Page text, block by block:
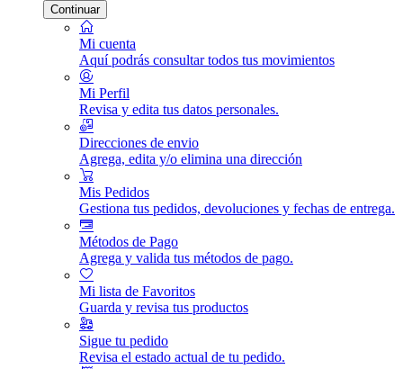
Continuar
Mi cuenta
Aquí podrás consultar todos tus movimientos
Mi Perfil
Revisa y edita tus datos personales.
Direcciones de envio
Agrega, edita y/o elimina una dirección
Mis Pedidos
Gestiona tus pedidos, devoluciones y fechas de entrega.
Métodos de Pago
Agrega y valida tus métodos de pago.
Mi lista de Favoritos
Guarda y revisa tus productos
Sigue tu pedido
Revisa el estado actual de tu pedido.